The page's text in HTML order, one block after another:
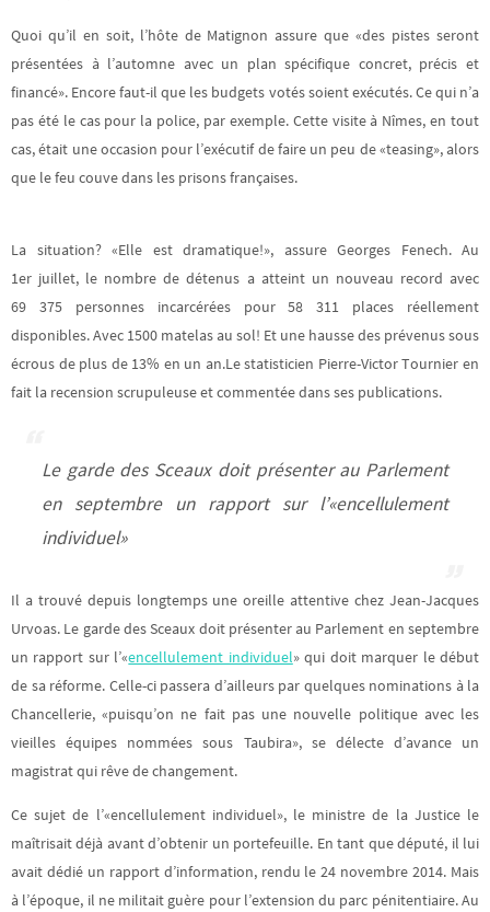
Quoi qu’il en soit, l’hôte de Matignon assure que «des pistes seront
présentées à l’automne avec un plan spécifique concret, précis et
financé». Encore faut-il que les budgets votés soient exécutés. Ce qui n’a
pas été le cas pour la police, par exemple. Cette visite à Nîmes, en tout
cas, était une occasion pour l’exécutif de faire un peu de «teasing», alors
que le feu couve dans les prisons françaises.
La situation? «Elle est dramatique!», assure Georges Fenech. Au
1er juillet, le nombre de détenus a atteint un nouveau record avec
69 375 personnes incarcérées pour 58 311 places réellement
disponibles. Avec 1500 matelas au sol! Et une hausse des prévenus sous
écrous de plus de 13% en un an.Le statisticien Pierre-Victor Tournier en
fait la recension scrupuleuse et commentée dans ses publications.
Le garde des Sceaux doit présenter au Parlement
en septembre un rapport sur l’«encellulement
individuel»
Il a trouvé depuis longtemps une oreille attentive chez Jean-Jacques
Urvoas. Le garde des Sceaux doit présenter au Parlement en septembre
un rapport sur l’«encellulement individuel» qui doit marquer le début
de sa réforme. Celle-ci passera d’ailleurs par quelques nominations à la
Chancellerie, «puisqu’on ne fait pas une nouvelle politique avec les
vieilles équipes nommées sous Taubira», se délecte d’avance un
magistrat qui rêve de changement.
Ce sujet de l’«encellulement individuel», le ministre de la Justice le
maîtrisait déjà avant d’obtenir un portefeuille. En tant que député, il lui
avait dédié un rapport d’information, rendu le 24 novembre 2014. Mais
à l’époque, il ne militait guère pour l’extension du parc pénitentiaire. Au